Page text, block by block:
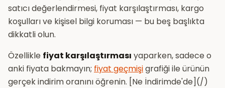
satıcı değerlendirmesi, fiyat karşılaştırması, kargo
koşulları ve kişisel bilgi koruması — bu beş başlıkta
dikkatli olun.
Özellikle fiyat karşılaştırması yaparken, sadece o
anki fiyata bakmayın; fiyat geçmişigrafiği ile ürünün
gerçek indirim oranını öğrenin. [Ne İndirimde'de](/)